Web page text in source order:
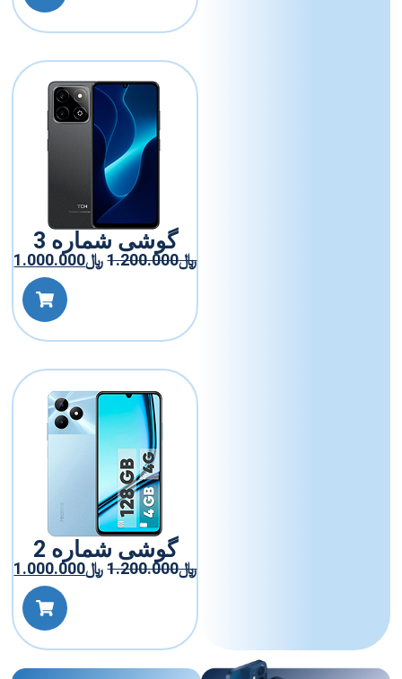
گوشی شماره 3
1.200.000﷼1.000.000
گوشی شماره 2
1.200.000﷼1.000.000